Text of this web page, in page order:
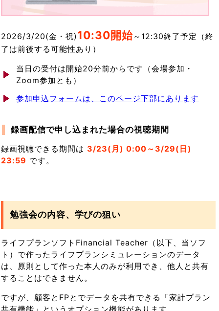
2026/3/20(金・祝) 10:30開始～12:30終了予定（終
了は前後する可能性あり）
当日の受付は開始20分前からです（会場参加・
Zoom参加とも）
参加申込フォームは、このページ下部にあります
録画配信で申し込まれた場合の視聴期間
録画視聴できる期間は 3/23(月) 0:00～3/29(日)
23:59 です。
勉強会の内容、学びの狙い
ライフプランソフトFinancial Teacher（以下、当ソフ
ト）で作ったライフプランシミュレーションのデータ
は、原則として作った本人のみが利用でき、他人と共有
することはできません。
ですが、顧客とFPとでデータを共有できる「家計プラン
共有機能」というオプション機能があります。